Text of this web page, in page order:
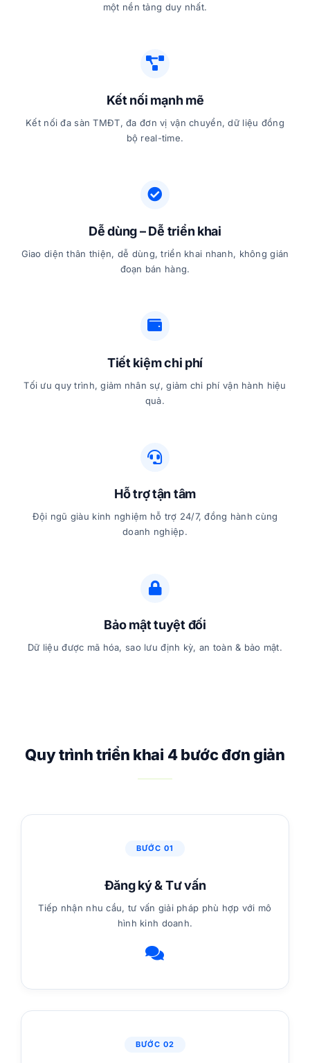
một nền tảng duy nhất.
Kết nối mạnh mẽ
Kết nối đa sàn TMĐT, đa đơn vị vận chuyển, dữ liệu đồng
bộ real-time.
Dễ dùng – Dễ triển khai
Giao diện thân thiện, dễ dùng, triển khai nhanh, không gián
đoạn bán hàng.
Tiết kiệm chi phí
Tối ưu quy trình, giảm nhân sự, giảm chi phí vận hành hiệu
quả.
Hỗ trợ tận tâm
Đội ngũ giàu kinh nghiệm hỗ trợ 24/7, đồng hành cùng
doanh nghiệp.
Bảo mật tuyệt đối
Dữ liệu được mã hóa, sao lưu định kỳ, an toàn & bảo mật.
Quy trình triển khai 4 bước đơn giản
BƯỚC 01
Đăng ký & Tư vấn
Tiếp nhận nhu cầu, tư vấn giải pháp phù hợp với mô
hình kinh doanh.
BƯỚC 02